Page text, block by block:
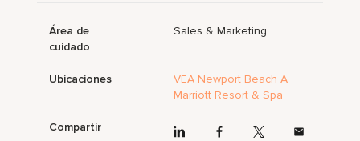
Área de
cuidado
Sales & Marketing
Ubicaciones
VEA Newport Beach A
Marriott Resort & Spa
Compartir